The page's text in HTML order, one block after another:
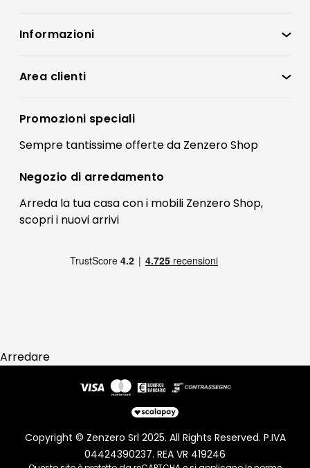
Informazioni
Condizioni di vendita
Preferenze Cookies
Termini e condizioni
Contatti
FAQ
Pagamenti
Area clienti
Registrati
Il mio account
Promozioni speciali
Sempre tantissimeofferteda Zenzero Shop
Negozio di arredamento
Arreda la tua casa con i mobili Zenzero Shop,
scopri i nuovi arrivi
Arredare
Copyright © Zenzero Srl 2025. All Rights Reserved. P.IVA
04424390237. REA VR 419246